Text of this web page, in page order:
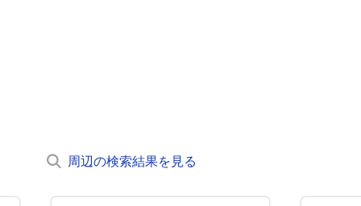
周辺の検索結果を見る